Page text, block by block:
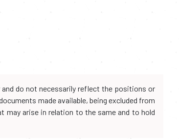
do not necessarily reflect the positions or
made available, being excluded from
may arise in relation to the same and to hold